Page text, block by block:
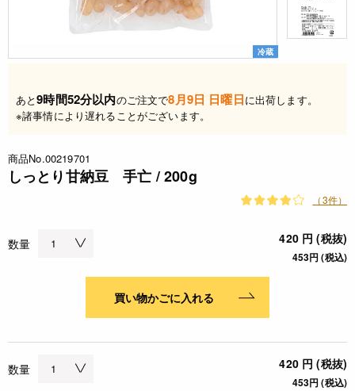
冷蔵
あと9時間52分以内のご注文で8月9日 日曜日に出荷します。
※諸事情により遅れることがございます。
商品No.00219701
しっとり甘納豆 手亡 / 200g
（3件）
数量 420 円 (税抜)
453円 (税込)
買い物かごに入れる
数量 420 円 (税抜)
453円 (税込)